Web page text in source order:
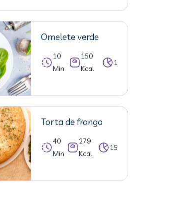
Omelete verde
10
Min
150
Kcal
1
Torta de frango
40
Min
279
Kcal
15